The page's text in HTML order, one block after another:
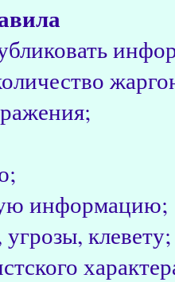
информацию;
клевету;